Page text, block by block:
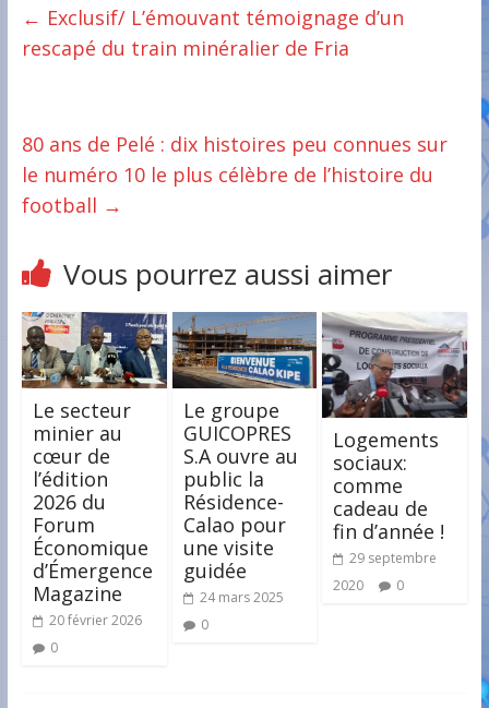
← Exclusif/ L’émouvant témoignage d’un
rescapé du train minéralier de Fria
80 ans de Pelé : dix histoires peu connues sur
le numéro 10 le plus célèbre de l’histoire du
football →
Vous pourrez aussi aimer
Le secteur
minier au
cœur de
l’édition
2026 du
Forum
Économique
d’Émergence
Magazine
20 février 2026
0
Le groupe
GUICOPRES
S.A ouvre au
public la
Résidence-
Calao pour
une visite
guidée
24 mars 2025
0
Logements
sociaux:
comme
cadeau de
fin d’année !
29 septembre
2020
0